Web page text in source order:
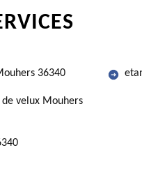
36340
velux Mouhers